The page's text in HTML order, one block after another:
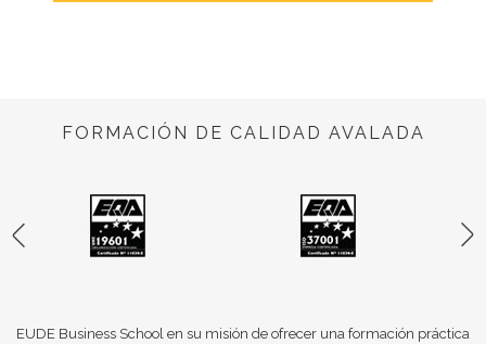
FORMACIÓN DE CALIDAD AVALADA
EUDE Business School en su misión de ofrecer una formación práctica